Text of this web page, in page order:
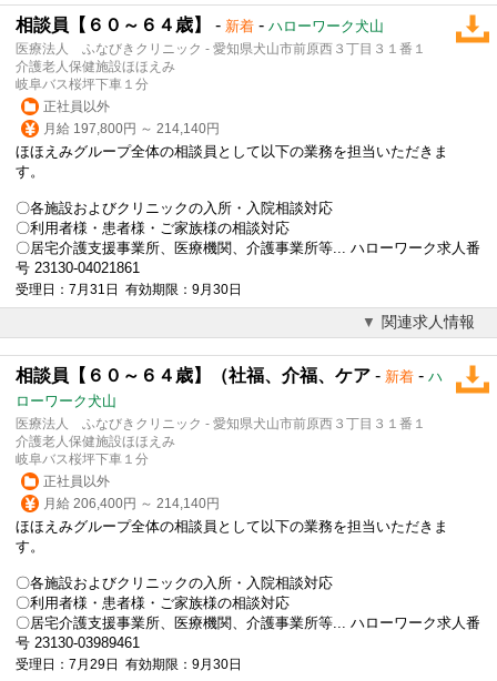
相談員【６０～６４歳】 - 新着 - ハローワーク犬山
医療法人 ふなびきクリニック - 愛知県犬山市前原西３丁目３１番１
介護老人保健施設ほほえみ
岐阜バス桜坪下車１分
正社員以外
月給 197,800円 ～ 214,140円
ほほえみグループ全体の相談員として以下の業務を担当いただきま
す。
〇各施設およびクリニックの入所・入院相談対応
〇利用者様・患者様・ご家族様の相談対応
〇居宅介護支援事業所、医療機関、介護事業所等... ハローワーク求人番
号 23130-04021861
受理日：7月31日 有効期限：9月30日
関連求人情報
相談員【６０～６４歳】（社福、介福、ケア - 新着 - ハ
ローワーク犬山
医療法人 ふなびきクリニック - 愛知県犬山市前原西３丁目３１番１
介護老人保健施設ほほえみ
岐阜バス桜坪下車１分
正社員以外
月給 206,400円 ～ 214,140円
ほほえみグループ全体の相談員として以下の業務を担当いただきま
す。
〇各施設およびクリニックの入所・入院相談対応
〇利用者様・患者様・ご家族様の相談対応
〇居宅介護支援事業所、医療機関、介護事業所等... ハローワーク求人番
号 23130-03989461
受理日：7月29日 有効期限：9月30日